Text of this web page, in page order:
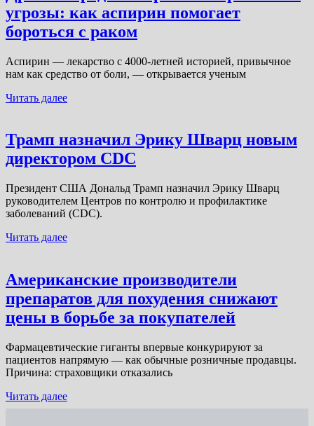
угрозы: как аспирин помогает
бороться с раком
Аспирин — лекарство с 4000-летней историей, привычное
нам как средство от боли, — открывается ученым
Читать далее
Трамп назначил Эрику Шварц новым
директором CDC
Президент США Дональд Трамп назначил Эрику Шварц
руководителем Центров по контролю и профилактике
заболеваний (CDC).
Читать далее
Американские производители
препаратов для похудения снижают
цены в борьбе за покупателей
Фармацевтические гиганты впервые конкурируют за
пациентов напрямую — как обычные розничные продавцы.
Причина: страховщики отказались
Читать далее